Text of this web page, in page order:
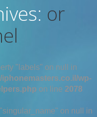
or
"labels" on null in
wp-
on line 2078
on null in